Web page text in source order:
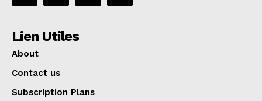
Lien Utiles
About
Contact us
Subscription Plans